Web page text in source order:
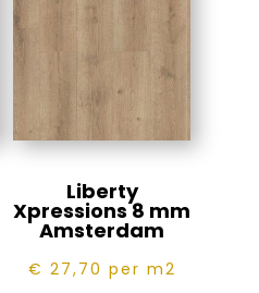
Liberty
Xpressions 8 mm
Amsterdam
€ 27,70 per m2